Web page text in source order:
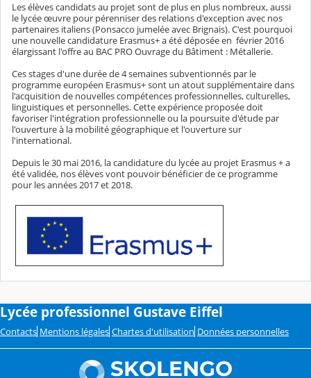
Les élèves candidats au projet sont de plus en plus nombreux, aussi
le lycée œuvre pour pérenniser des relations d'exception avec nos
partenaires italiens (Ponsacco jumelée avec Brignais). C'est pourquoi
une nouvelle candidature Erasmus+ a été déposée en février 2016
élargissant l'offre au BAC PRO Ouvrage du Bâtiment : Métallerie.
Ces stages d'une durée de 4 semaines subventionnés par le
programme européen Erasmus+ sont un atout supplémentaire dans
l'acquisition de nouvelles compétences professionnelles, culturelles,
linguistiques et personnelles. Cette expérience proposée doit
favoriser l'intégration professionnelle ou la poursuite d'étude par
l'ouverture à la mobilité géographique et l'ouverture sur
l'international.
Depuis le 30 mai 2016, la candidature du lycée au projet Erasmus + a
été validée, nos élèves vont pouvoir bénéficier de ce programme
pour les années 2017 et 2018.
Lycée professionnel Gustave Eiffel
Contacts Mentions légales Chartes d'utilisation Données personnelles